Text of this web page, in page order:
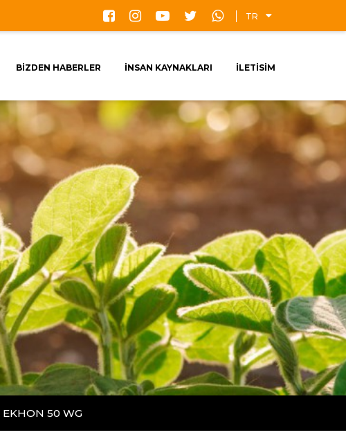
TR
BİZDEN HABERLER İNSAN KAYNAKLARI İLETİSİM
EKHON 50 WG